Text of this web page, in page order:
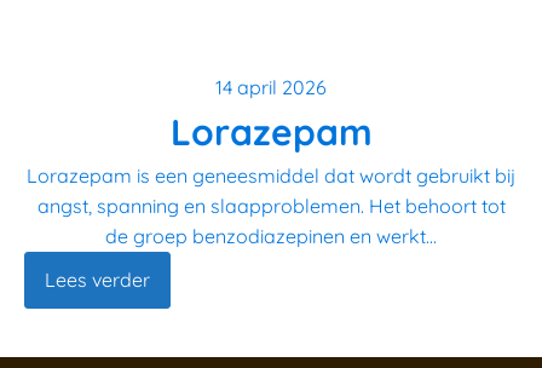
14 april 2026
Lorazepam
Lorazepam is een geneesmiddel dat wordt gebruikt bij
angst, spanning en slaapproblemen. Het behoort tot
de groep benzodiazepinen en werkt...
Lees verder